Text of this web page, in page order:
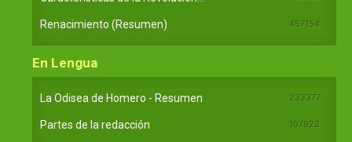
Renacimiento (Resumen) 457154
En Lengua
La Odisea de Homero - Resumen 233377
Partes de la redacción 107922